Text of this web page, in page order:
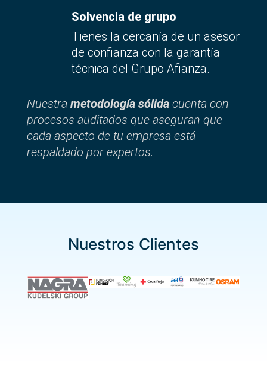
Solvencia de grupo
Tienes la cercanía de un asesor
de confianza con la garantía
técnica del Grupo Afianza.
Nuestra metodología sólidacuenta con
procesos auditados que aseguran que
cada aspecto de tu empresa está
respaldado por expertos.
Nuestros Clientes